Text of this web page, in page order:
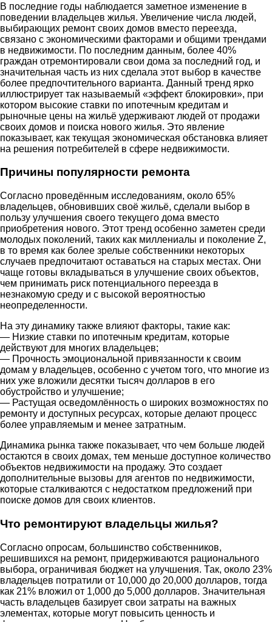
В последние годы наблюдается заметное изменение в
поведении владельцев жилья. Увеличение числа людей,
выбирающих ремонт своих домов вместо переезда,
связано с экономическими факторами и общими трендами
в недвижимости. По последним данным, более 40%
граждан отремонтировали свои дома за последний год, и
значительная часть из них сделала этот выбор в качестве
более предпочтительного варианта. Данный тренд ярко
иллюстрирует так называемый «эффект блокировки», при
котором высокие ставки по ипотечным кредитам и
рыночные цены на жильё удерживают людей от продажи
своих домов и поиска нового жилья. Это явление
показывает, как текущая экономическая обстановка влияет
на решения потребителей в сфере недвижимости.
Причины популярности ремонта
Согласно проведённым исследованиям, около 65%
владельцев, обновивших своё жильё, сделали выбор в
пользу улучшения своего текущего дома вместо
приобретения нового. Этот тренд особенно заметен среди
молодых поколений, таких как миллениалы и поколение Z,
в то время как более зрелые собственники некоторых
случаев предпочитают оставаться на старых местах. Они
чаще готовы вкладываться в улучшение своих объектов,
чем принимать риск потенциального переезда в
незнакомую среду и с высокой вероятностью
неопределенности.
На эту динамику также влияют факторы, такие как:
— Низкие ставки по ипотечным кредитам, которые
действуют для многих владельцев;
— Прочность эмоциональной привязанности к своим
домам у владельцев, особенно с учетом того, что многие из
них уже вложили десятки тысяч долларов в его
обустройство и улучшение;
— Растущая осведомлённость о широких возможностях по
ремонту и доступных ресурсах, которые делают процесс
более управляемым и менее затратным.
Динамика рынка также показывает, что чем больше людей
остаются в своих домах, тем меньше доступное количество
объектов недвижимости на продажу. Это создает
дополнительные вызовы для агентов по недвижимости,
которые сталкиваются с недостатком предложений при
поиске домов для своих клиентов.
Что ремонтируют владельцы жилья?
Согласно опросам, большинство собственников,
решившихся на ремонт, придерживаются рационального
выбора, ограничивая бюджет на улучшения. Так, около 23%
владельцев потратили от 10,000 до 20,000 долларов, тогда
как 21% вложил от 1,000 до 5,000 долларов. Значительная
часть владельцев базирует свои затраты на важных
элементах, которые могут повысить ценность и